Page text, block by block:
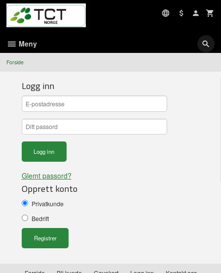
Gå
innholdet
Meny
Forside
Logg inn
Glemt passord?
Opprett konto
Privatkunde
Bedrift